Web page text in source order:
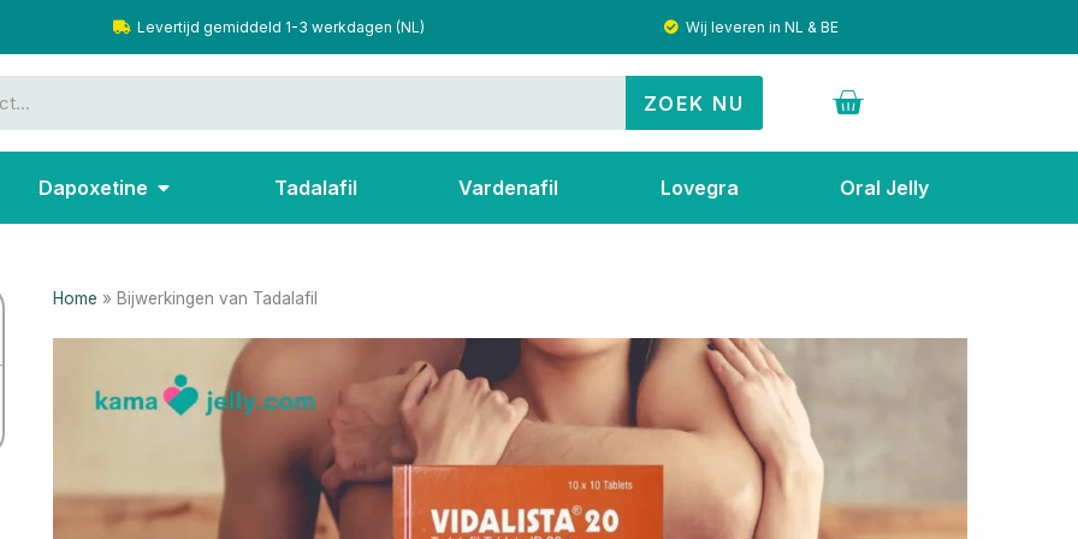
Levertijd gemiddeld 1-3 werkdagen (NL) Wij leveren in NL & BE
ZOEK NU Cart
Dapoxetine Open Dapoxetine
Tadalafil Vardenafil Lovegra Oral Jelly
Home » Bijwerkingen van Tadalafil